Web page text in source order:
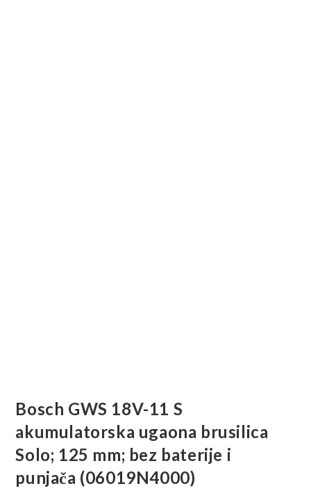
Bosch GWS 18V-11 S
akumulatorska ugaona brusilica
Solo; 125 mm; bez baterije i
punjača (06019N4000)